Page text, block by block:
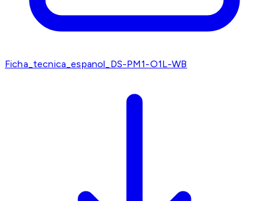
Ficha_tecnica_espanol_DS-PM1-O1L-WB